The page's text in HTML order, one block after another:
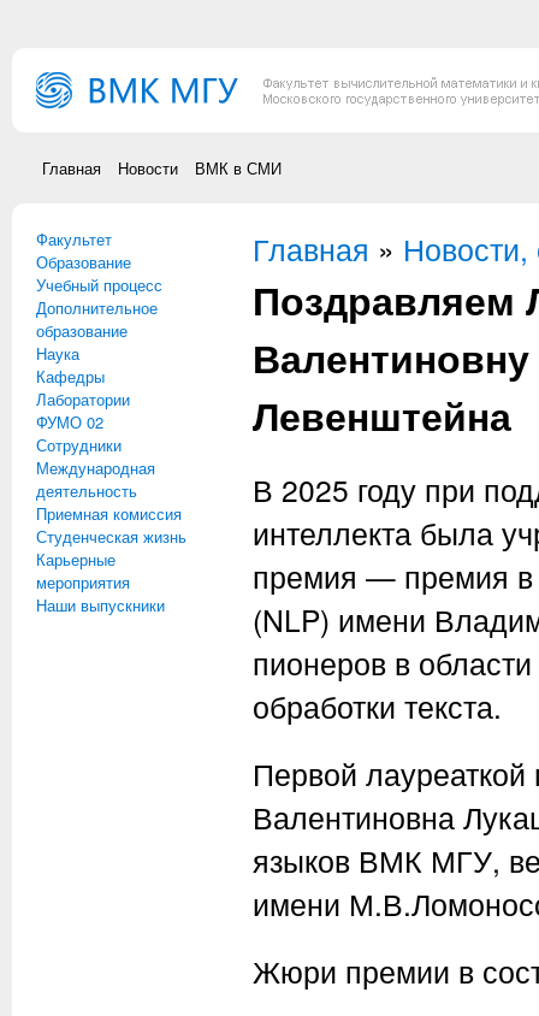
Главная Новости ВМК в СМИ
Факультет
Образование
Учебный процесс
Дополнительное
образование
Наука
Кафедры
Лаборатории
ФУМО 02
Сотрудники
Международная
деятельность
Приемная комиссия
Студенческая жизнь
Карьерные
мероприятия
Наши выпускники
Вы здесь
Главная »
Поздравляем
Левенштейна
В 2025 году при
интеллекта была
премия — премия в
(NLP) имени
пионеров в
обработки текста.
Первой
Валентиновна
языков ВМК МГУ,
имени
Жюри премии в